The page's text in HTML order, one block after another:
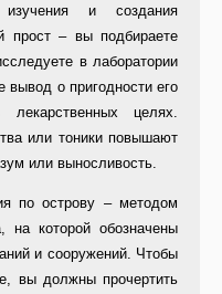
изучения и создания
прост – вы подбираете
в лаборатории
вывод о пригодности его
целях.
или тоники повышают
или выносливость.
по острову – методом
на которой обозначены
и сооружений. Чтобы
вы должны прочертить